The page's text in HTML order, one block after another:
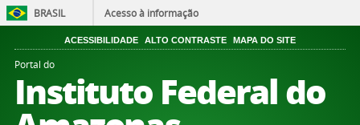
BRASIL Acesso à informação
ACESSIBILIDADE ALTO CONTRASTE MAPA DO SITE
Portal do
Instituto Federal do